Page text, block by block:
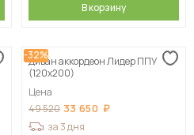
В корзину
-32%
Диван аккордеон Лидер ППУ
(120х200)
Цена
49 520 33 650
за 3 дня